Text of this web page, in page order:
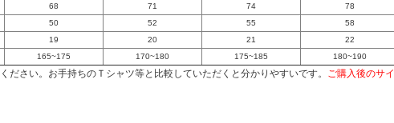
68 71 74
78
50 52 55
58
19 20 21
22
165~175 170~180 175~185 180~190
さい。お手持ちのＴシャツ等と比較していただくと分かりやすいです。 ご購入後のサイ